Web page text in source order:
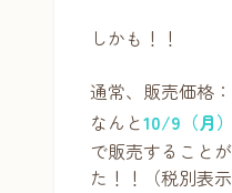
しかも！！
通常、販売価格
なんと10/9（月）
で販売すること
た！！（税別表示